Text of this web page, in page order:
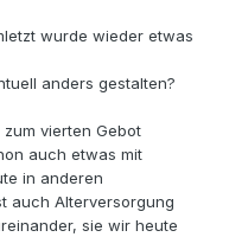
wurde wieder etwas
anders gestalten?
vierten Gebot
auch etwas mit
in anderen
auch Alterversorgung
sie wir heute